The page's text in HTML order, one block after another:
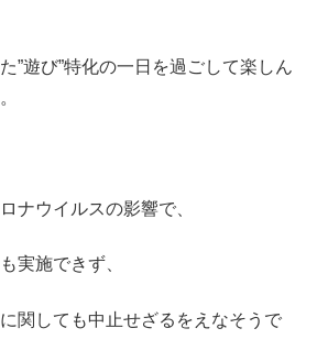
”遊び”特化の一日を過ごして楽しん
ナウイルスの影響で、
実施できず、
関しても中止せざるをえなそうで